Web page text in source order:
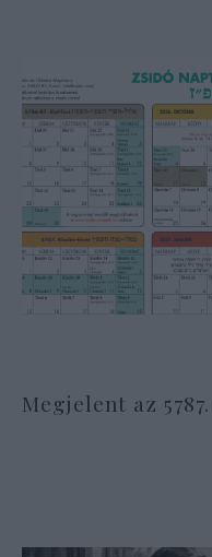
Megjelent az